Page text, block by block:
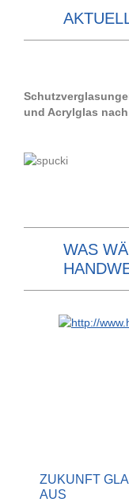
und Acrylglas
WAS
ZUKUNFT
AUS